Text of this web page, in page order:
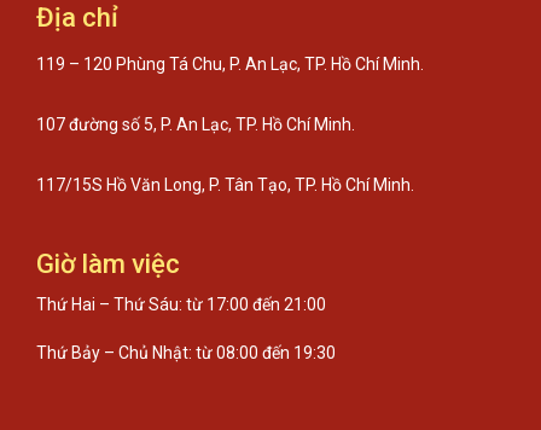
Địa chỉ
119 – 120 Phùng Tá Chu, P. An Lạc, TP. Hồ Chí Minh.
107 đường số 5, P. An Lạc, TP. Hồ Chí Minh.
117/15S Hồ Văn Long, P. Tân Tạo, TP. Hồ Chí Minh.
Giờ làm việc
Thứ Hai – Thứ Sáu: từ 17:00 đến 21:00
Thứ Bảy – Chủ Nhật: từ 08:00 đến 19:30